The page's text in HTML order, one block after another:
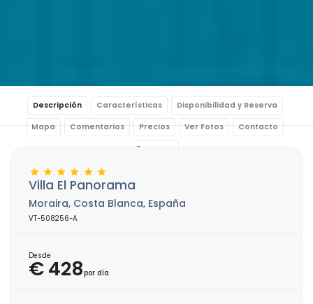
Descripción Características Disponibilidad y Reserva
Mapa Comentarios Precios Ver Fotos Contacto
Reservar
Villa El Panorama
Moraira, Costa Blanca, España
VT-508256-A
Desde
€ 428por día